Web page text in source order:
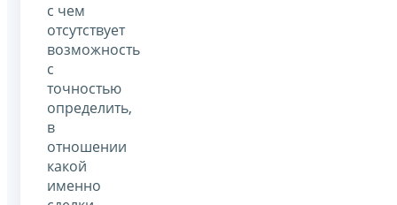
с чем
отсутствует
возможность
с
точностью
определить,
в
отношении
какой
именно